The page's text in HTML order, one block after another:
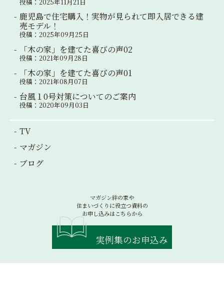
鹿児島で住宅購入！実物が見られて即入居できる建
売モデル！
投稿：2025年09月25日
「木の家」を建てた喜びの声02
投稿：2021年09月28日
「木の家」を建てた喜びの声01
投稿：2021年08月07日
台風１0号対策についてのご案内
投稿：2020年09月03日
TV
マガジン
ブログ
マガジン絆の家や
住まいづくりに役立つ資料の
お申し込みはこちらから
実例集のお申込み